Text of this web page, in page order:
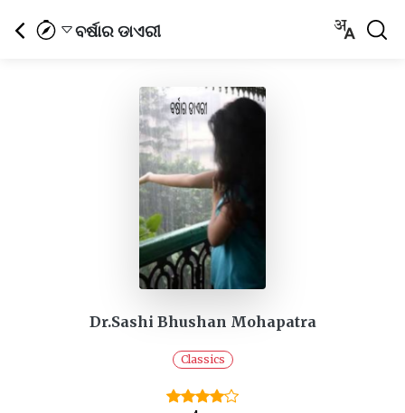
ବର୍ଷାର ଡାଏରୀ
Dr.Sashi Bhushan Mohapatra
Classics